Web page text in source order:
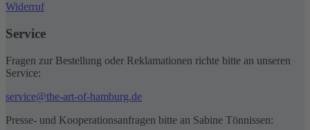
Widerruf
Service
Fragen zur Bestellung oder Reklamationen richte bitte an unseren
Service:
service@the-art-of-hamburg.de
Presse- und Kooperationsanfragen bitte an Sabine Tönnissen: